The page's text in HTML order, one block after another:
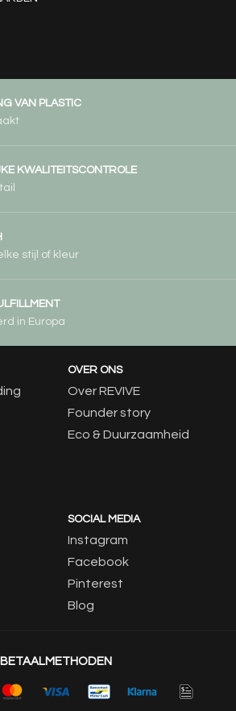
VAN PLASTIC
KWALITEITSCONTROLE
stijl of kleur
in Europa
OVER ONS
Over REVIVE
Founder story
Eco & Duurzaamheid
SOCIAL MEDIA
Instagram
Facebook
Pinterest
Blog
BETAALMETHODEN